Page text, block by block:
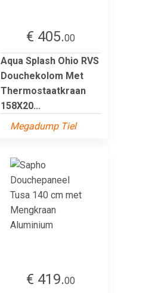
€ 405.00
Aqua Splash Ohio RVS
Douchekolom Met
Thermostaatkraan
158X20...
Megadump Tiel
€ 419.00